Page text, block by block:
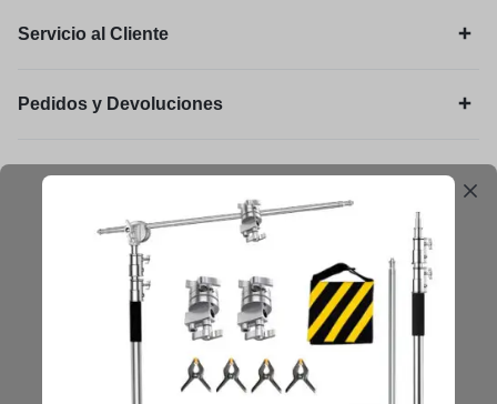
Servicio al Cliente
Pedidos y Devoluciones
Legal
Mantengámonos en contacto
Obtenga consejos, sugerencias, actualizaciones y más.
Mantenerse en Contacto